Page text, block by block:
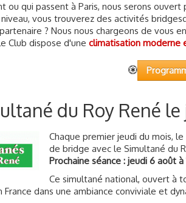
ou qui passent à Paris, nous serons ouvert
vous trouverez des activités
? Nous nous chargeons de vous
Club dispose d'une climatisation moderne
du Roy René
Chaque premier jeudi du mois,
de bridge avec le Simultané du
Prochaine séance : jeudi 6 août à
Ce simultané national, ouvert à
dans une ambiance conviviale et